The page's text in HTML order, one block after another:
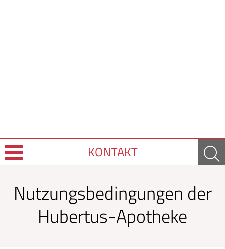
KONTAKT
Über uns
Nutzungsbedingungen der
Hubertus-Apotheke